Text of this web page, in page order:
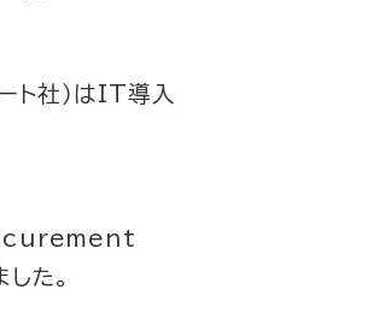
ト社）はIT導入
た。